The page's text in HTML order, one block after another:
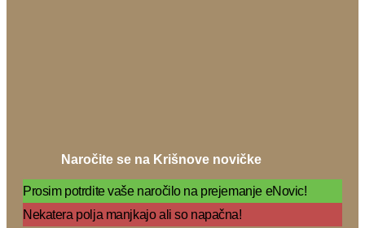
Naročite se na Krišnove novičke
Prosim potrdite vaše naročilo na prejemanje eNovic!
Nekatera polja manjkajo ali so napačna!